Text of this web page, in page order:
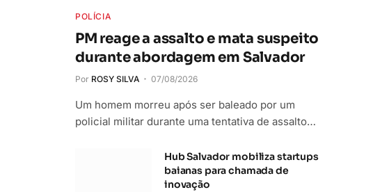
POLÍCIA
PM reage a assalto e mata suspeito
durante abordagem em Salvador
Por ROSY SILVA 07/08/2026
Um homem morreu após ser baleado por um
policial militar durante uma tentativa de assalto…
Hub Salvador mobiliza startups
baianas para chamada de
inovação